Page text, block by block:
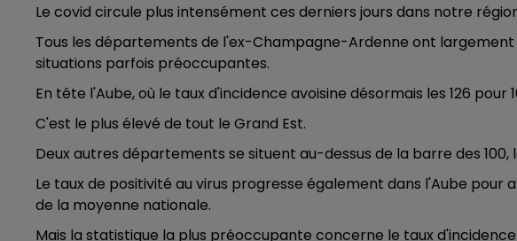
Le covid circule plus intensément ces derniers jours dans notre
Tous les départements de l'ex-Champagne-Ardenne ont
situations parfois préoccupantes.
En tête l'Aube, où le taux d'incidence avoisine désormais les 126 pour
C'est le plus élevé de tout le Grand Est.
Deux autres départements se situent au-dessus de la barre des 100,
Le taux de positivité au virus progresse également dans l'Aube pour
de la moyenne nationale.
Mais la statistique la plus préoccupante concerne le taux